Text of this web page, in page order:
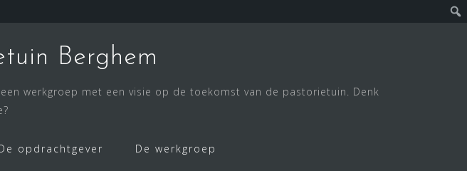
Berghem
werkgroep met een visie op de toekomst van de pastorietuin. Denk
opdrachtgever De werkgroep